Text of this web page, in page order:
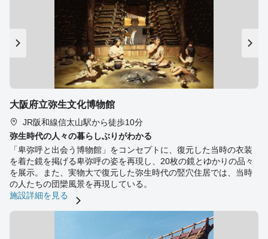
大阪府立弥生文化博物館
JR阪和線信太山駅から徒歩10分
弥生時代の人々の暮らしぶりがわかる
「卑弥呼と出会う博物館」をコンセプトに、復元した当時の衣装
を着た鏡を掲げる卑弥呼の姿を再現し、20枚の鏡とゆかりの品々
を展示。また、実物大で復元した弥生時代の竪穴住居では、当時
の人たちの団欒風景を再現している。
施設詳細を見る